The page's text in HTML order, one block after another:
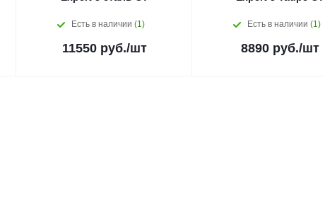
Есть в наличии (1)
11550руб./шт
Есть в наличии (1)
8890 руб./шт